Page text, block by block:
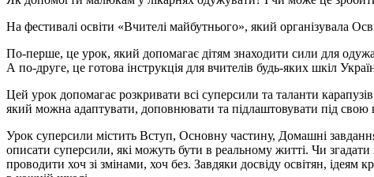
На фестивалі освіти «Вчителі майбутнього», який організувала
По-перше, це урок, який допомагає дітям знаходити сили для
А по-друге, це готова інструкція для вчителів будь-яких шкіл
Цей урок допомагає розкривати всі суперсили та таланти
який можна адаптувати, доповнювати та підлаштовувати під свою
Урок суперсили містить Вступ, Основну частину, Домашні
описати суперсили, які можуть бути в реальному житті. Чи
проводити хоч зі змінами, хоч без. Завдяки досвіду освітян,